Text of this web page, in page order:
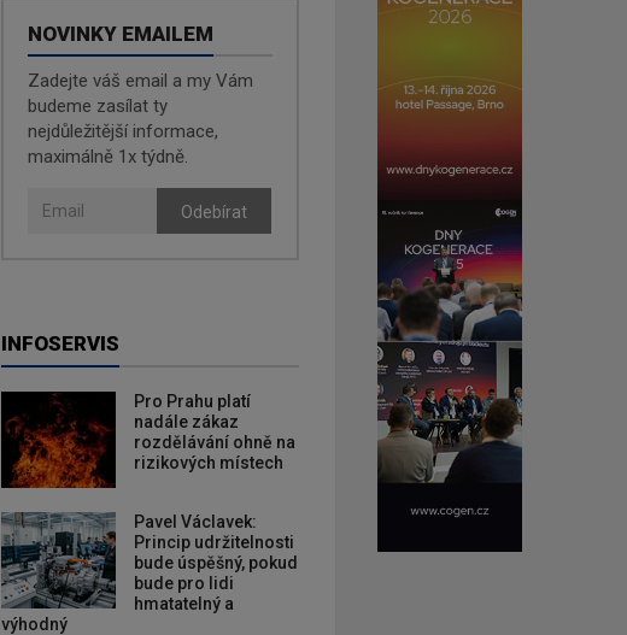
NOVINKY EMAILEM
Zadejte váš email a my Vám
budeme zasílat ty
nejdůležitější informace,
maximálně 1x týdně.
Odebírat
INFOSERVIS
Pro Prahu platí
nadále zákaz
rozdělávání ohně na
rizikových místech
Pavel Václavek:
Princip udržitelnosti
bude úspěšný, pokud
bude pro lidi
hmatatelný a
výhodný